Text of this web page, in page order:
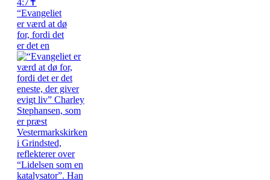
“Evangeliet
er værd at dø
for, fordi det
er det en